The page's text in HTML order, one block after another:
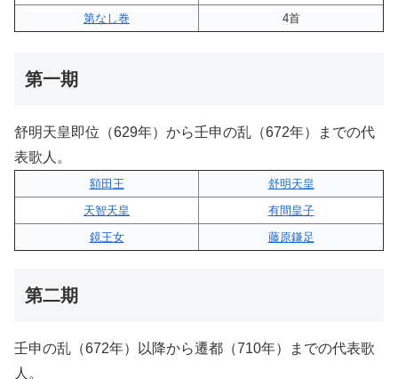
第なし巻
4首
第一期
舒明天皇即位（629年）から壬申の乱（672年）までの代
表歌人。
額田王
舒明天皇
天智天皇
有間皇子
鏡王女
藤原鎌足
第二期
壬申の乱（672年）以降から遷都（710年）までの代表歌
人。